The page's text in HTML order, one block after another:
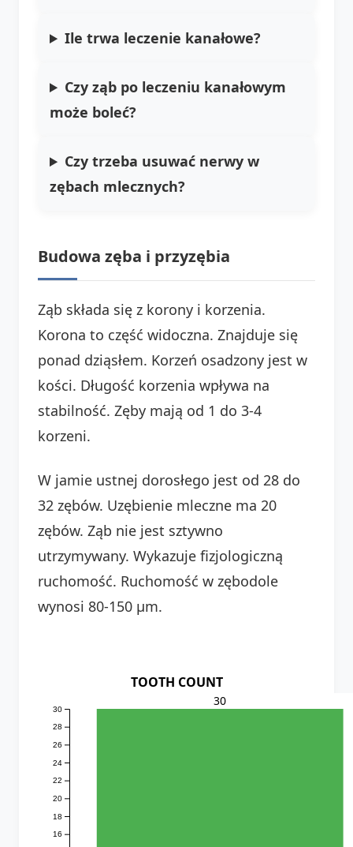
Ile trwa leczenie kanałowe?
Czy ząb po leczeniu kanałowym
może boleć?
Czy trzeba usuwać nerwy w
zębach mlecznych?
Budowa zęba i przyzębia
Ząb składa się z korony i korzenia.
Korona to część widoczna. Znajduje się
ponad dziąsłem. Korzeń osadzony jest w
kości. Długość korzenia wpływa na
stabilność. Zęby mają od 1 do 3-4
korzeni.
W jamie ustnej dorosłego jest od 28 do
32 zębów. Uzębienie mleczne ma 20
zębów. Ząb nie jest sztywno
utrzymywany. Wykazuje fizjologiczną
ruchomość. Ruchomość w zębodole
wynosi 80-150 µm.
TOOTH COUNT
16
18
20
22
24
26
28
30
30